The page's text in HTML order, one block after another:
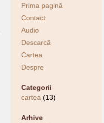
Prima pagină
Contact
Audio
Descarcă
Cartea
Despre
Categorii
cartea (13)
Arhive